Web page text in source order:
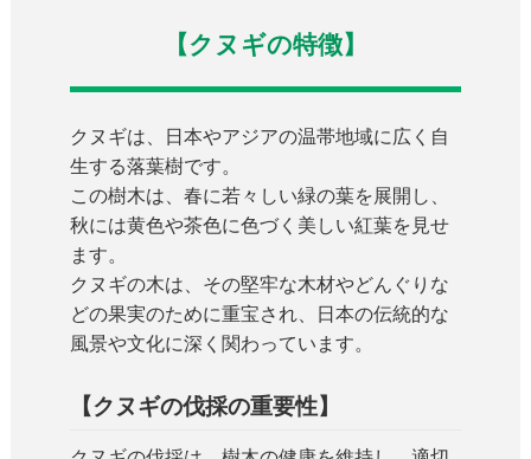
【クヌギの特徴】
クヌギは、日本やアジアの温帯地域に広く自
生する落葉樹です。
この樹木は、春に若々しい緑の葉を展開し、
秋には黄色や茶色に色づく美しい紅葉を見せ
ます。
クヌギの木は、その堅牢な木材やどんぐりな
どの果実のために重宝され、日本の伝統的な
風景や文化に深く関わっています。
【クヌギの伐採の重要性】